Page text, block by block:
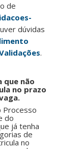
de
dúvidas
.
que não
no prazo
Processo
do
já tenha
de
no